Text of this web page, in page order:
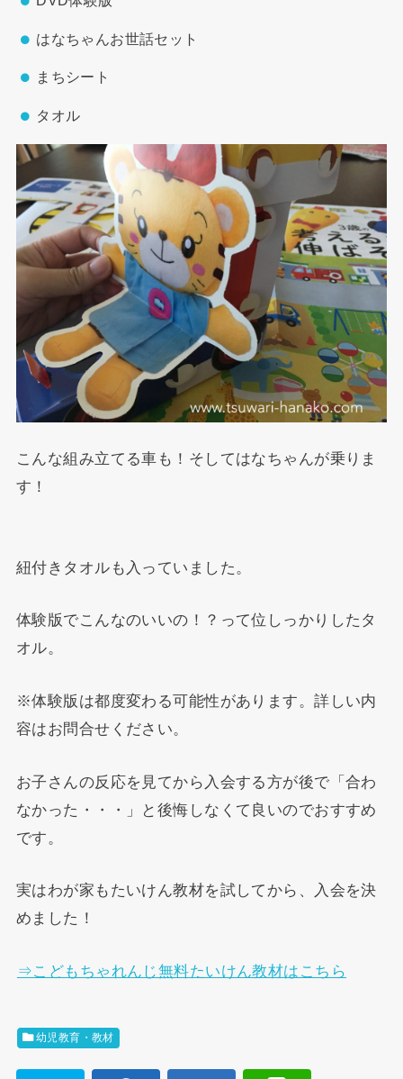
はなちゃんお世話セット
まちシート
タオル
こんな組み立てる車も！そしてはなちゃんが乗りま
す！
紐付きタオルも入っていました。
体験版でこんなのいいの！？って位しっかりしたタ
オル。
※体験版は都度変わる可能性があります。詳しい内
容はお問合せください。
お子さんの反応を見てから入会する方が後で「合わ
なかった・・・」と後悔しなくて良いのでおすすめ
です。
実はわが家もたいけん教材を試してから、入会を決
めました！
⇒こどもちゃれんじ無料たいけん教材はこちら
幼児教育・教材